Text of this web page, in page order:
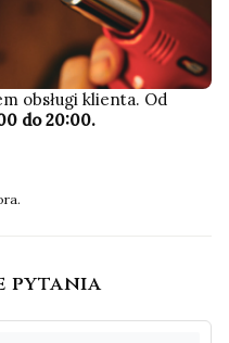
obsługi klienta. Od
do 20:00.
pytania